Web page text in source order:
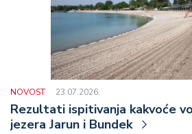
NOVOST 23.07.2026.
Rezultati ispitivanja kakvoće
jezera Jarun i Bundek